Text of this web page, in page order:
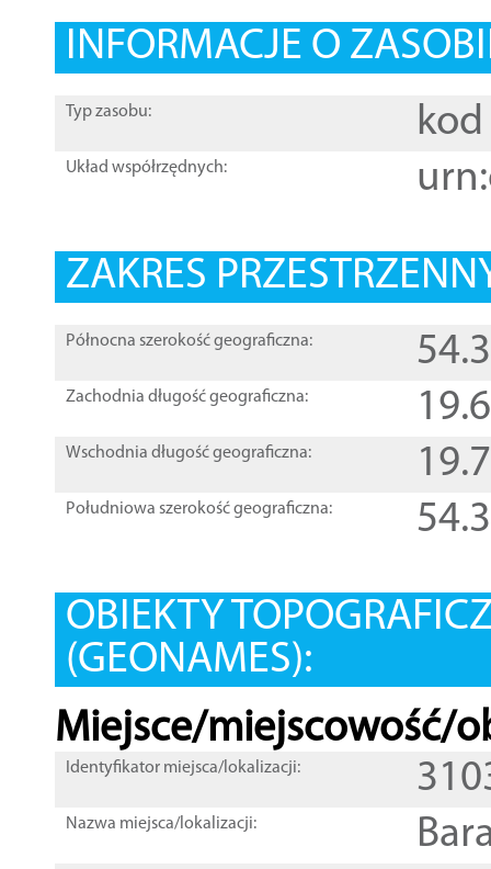
INFORMACJE O
Typ zasobu: kod
Układ współrzędnych:
ZAKRES
Północna szerokość geograficzna:
Zachodnia długość geograficzna:
Wschodnia długość geograficzna:
Południowa szerokość geograficzna:
OBIEKTY
(GEONAMES):
Miejsce/miejscowość/
Identyfikator miejsca/lokalizacji:
Nazwa miejsca/lokalizacji: